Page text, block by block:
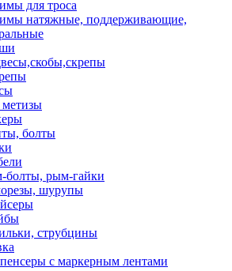
для троса
натяжные, поддерживающие,
болты
болты, рым-гайки
шурупы
струбцины
с маркерным лентами